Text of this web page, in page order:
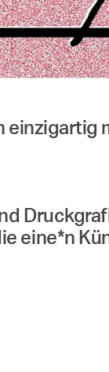
einzigartig
eine*n